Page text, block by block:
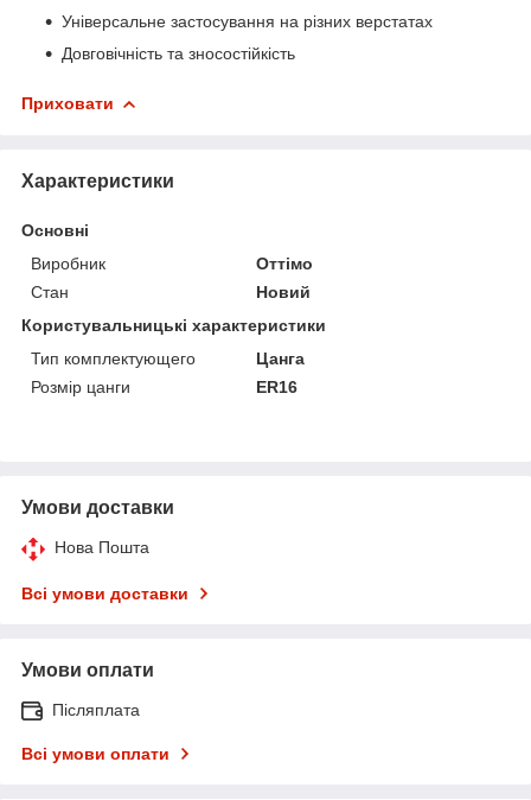
Універсальне застосування на різних верстатах
Довговічність та зносостійкість
Приховати
Характеристики
Основні
Виробник
Оттімо
Стан
Новий
Користувальницькі характеристики
Тип комплектующего
Цанга
Розмір цанги
ER16
Умови доставки
Нова Пошта
Всі умови доставки
Умови оплати
Післяплата
Всі умови оплати